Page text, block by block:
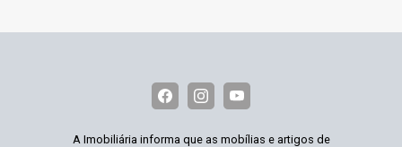
A Imobiliária informa que as mobílias e artigos de